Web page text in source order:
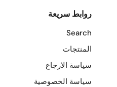
روابط سريعة
Search
المنتجات
سياسة الارجاع
سياسة الخصوصية